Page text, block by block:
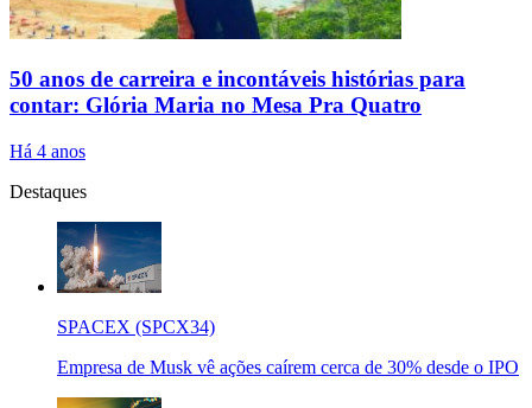
50 anos de carreira e incontáveis histórias para
contar: Glória Maria no Mesa Pra Quatro
Há 4 anos
Destaques
SPACEX (SPCX34)
Empresa de Musk vê ações caírem cerca de 30% desde o IPO